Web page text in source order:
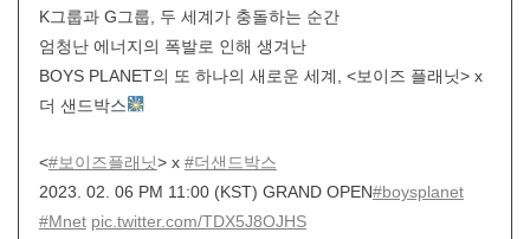
K그룹과 G그룹, 두 세계가 충돌하는 순간
엄청난 에너지의 폭발로 인해 생겨난
BOYS PLANET의 또 하나의 새로운 세계, <보이즈 플래닛> x
더 샌드박스
<#보이즈플래닛> x #더샌드박스
2023. 02. 06 PM 11:00 (KST) GRAND OPEN#boysplanet
#Mnet pic.twitter.com/TDX5J8OJHS